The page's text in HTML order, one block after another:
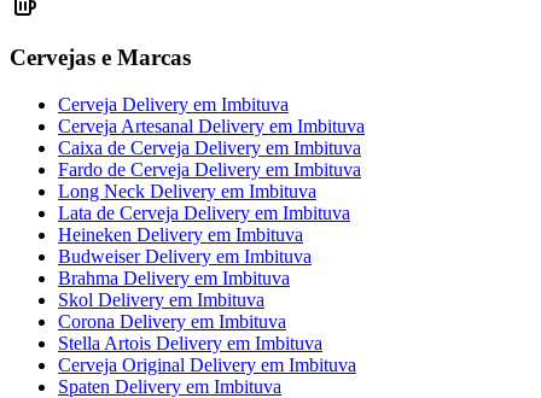
Cervejas e Marcas
Cerveja Delivery em Imbituva
Cerveja Artesanal Delivery em Imbituva
Caixa de Cerveja Delivery em Imbituva
Fardo de Cerveja Delivery em Imbituva
Long Neck Delivery em Imbituva
Lata de Cerveja Delivery em Imbituva
Heineken Delivery em Imbituva
Budweiser Delivery em Imbituva
Brahma Delivery em Imbituva
Skol Delivery em Imbituva
Corona Delivery em Imbituva
Stella Artois Delivery em Imbituva
Cerveja Original Delivery em Imbituva
Spaten Delivery em Imbituva